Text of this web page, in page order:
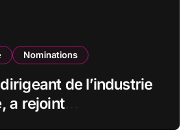
Nominations
de l’industrie
a rejoint